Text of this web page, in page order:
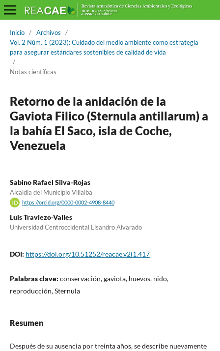
Inicio / Archivos
/
Vol. 2 Núm. 1 (2023): Cuidado del medio ambiente como estrategia
para asegurar estándares sostenibles de calidad de vida
/
Notas científicas
Retorno de la anidación de la
Gaviota Filico (Sternula antillarum) a
la bahía El Saco, isla de Coche,
Venezuela
Sabino Rafael Silva-Rojas
Alcaldía del Municipio Villalba
https://orcid.org/0000-0002-4908-8440
Luis Traviezo-Valles
Universidad Centroccidental Lisandro Alvarado
DOI: https://doi.org/10.51252/reacae.v2i1.417
Palabras clave: conservación, gaviota, huevos, nido,
reproducción, Sternula
Resumen
Después de su ausencia por treinta años, se describe nuevamente